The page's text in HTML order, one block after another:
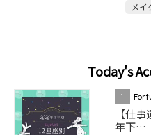
メイ
Today's
1
【仕
年下…